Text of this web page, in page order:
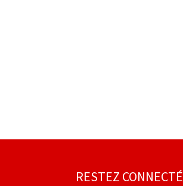
RESTEZ CONNECTÉ